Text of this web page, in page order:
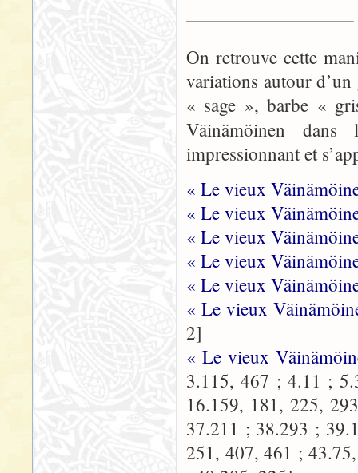
On retrouve cette
variations autour
« sage », barbe «
Väinämöinen
impressionnant et
« Le vieux
« Le vieux
« Le vieux
« Le vieux
« Le vieux
« Le vieux
2]
« Le vieux
3.115, 467 ; 4.11 ;
16.159, 181, 225,
37.211 ; 38.293 ;
251, 407, 461 ;